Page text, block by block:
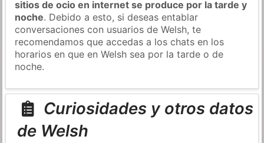
sitios de ocio en internet se produce por la tarde y
noche. Debido a esto, si deseas entablar
conversaciones con usuarios de Welsh, te
recomendamos que accedas a los chats en los
horarios en que en Welsh sea por la tarde o de
noche.
Curiosidades y otros datos
de Welsh